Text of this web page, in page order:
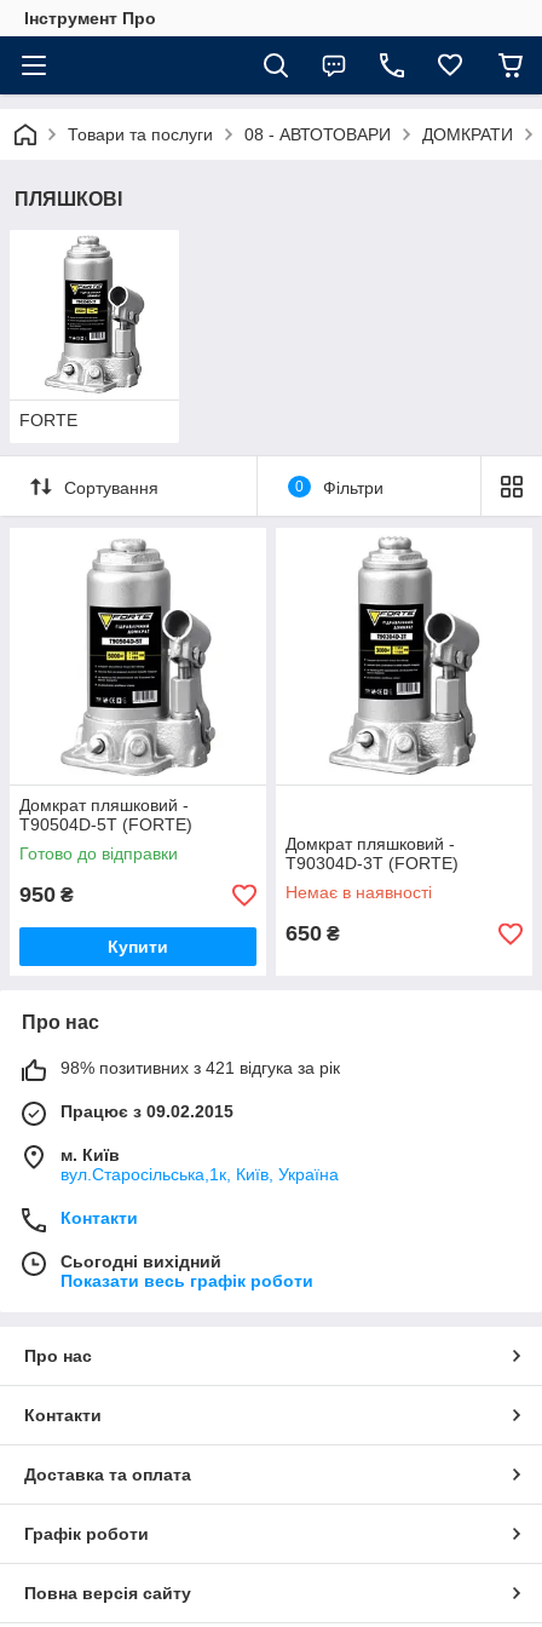
Інструмент Про
Товари та послуги 08 - АВТОТОВАРИ ДОМКРАТИ
ПЛЯШКОВІ
FORTE
Сортування 0 Фільтри
Домкрат пляшковий -
T90504D-5T (FORTE)
Готово до відправки
950 ₴
Купити
Домкрат пляшковий -
T90304D-3T (FORTE)
Немає в наявності
650 ₴
Про нас
98% позитивних з 421 відгука за рік
Працює з 09.02.2015
м. Київ
вул.Старосільська,1к, Київ, Україна
Контакти
Сьогодні вихідний
Показати весь графік роботи
Про нас
Контакти
Доставка та оплата
Графік роботи
Повна версія сайту